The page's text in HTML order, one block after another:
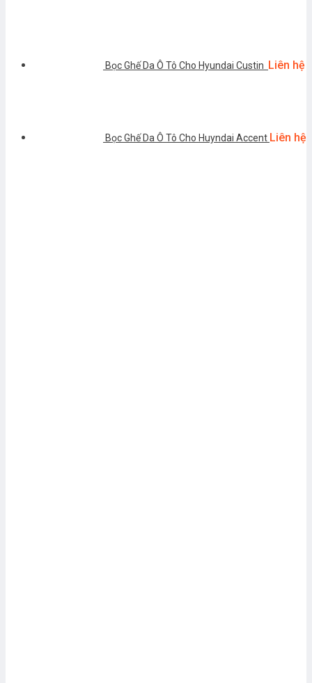
Bọc Ghế Da Ô Tô Cho Hyundai Custin Liên hệ
Bọc Ghế Da Ô Tô Cho Huyndai Accent Liên hệ